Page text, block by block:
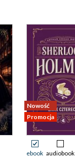
Nowość
Promocja
ebook audiobook